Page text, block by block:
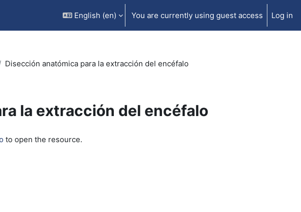
English ‎(en)‎ You are currently using guest access Log in
Disección anatómica para la extracción del encéfalo
la extracción del encéfalo
to open the resource.